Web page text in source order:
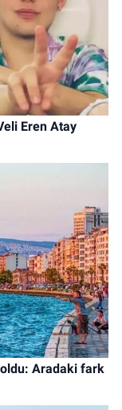
Eren Atay
oldu: Aradaki fark